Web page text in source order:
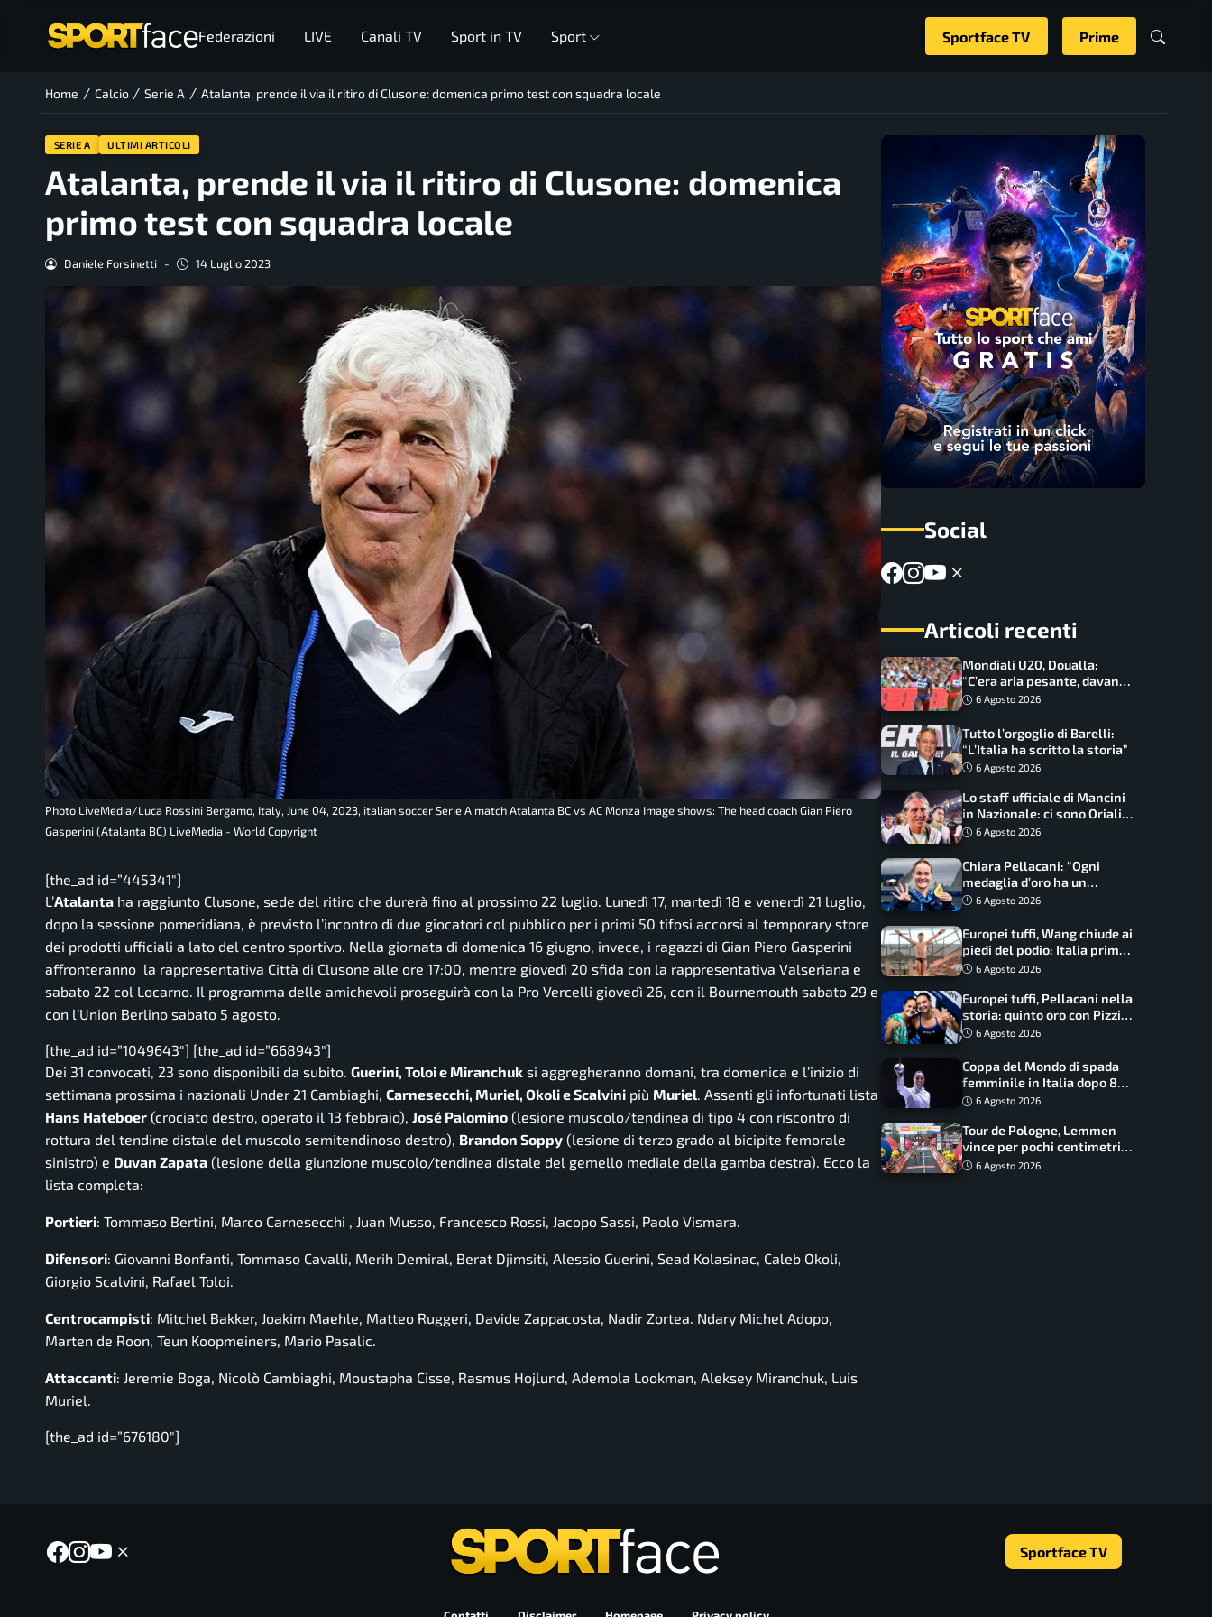
Federazioni LIVE Canali TV Sport in TV Sport Sportface TV Prime
Home / Calcio / Serie A / Atalanta, prende il via il ritiro di Clusone: domenica primo test con squadra locale
SERIE A ULTIMI ARTICOLI
Atalanta, prende il via il ritiro di Clusone: domenica
primo test con squadra locale
Daniele Forsinetti - 14 Luglio 2023
Photo LiveMedia/Luca Rossini Bergamo, Italy, June 04, 2023, italian soccer Serie A match Atalanta BC vs AC Monza Image shows: The head coach Gian Piero
Gasperini (Atalanta BC) LiveMedia - World Copyright
[the_ad id=”445341″]
L’Atalanta ha raggiunto Clusone, sede del ritiro che durerà fino al prossimo 22 luglio. Lunedì 17, martedì 18 e venerdì 21 luglio,
dopo la sessione pomeridiana, è previsto l’incontro di due giocatori col pubblico per i primi 50 tifosi accorsi al temporary store
dei prodotti ufficiali a lato del centro sportivo. Nella giornata di domenica 16 giugno, invece, i ragazzi di Gian Piero Gasperini
affronteranno la rappresentativa Città di Clusone alle ore 17:00, mentre giovedì 20 sfida con la rappresentativa Valseriana e
sabato 22 col Locarno. Il programma delle amichevoli proseguirà con la Pro Vercelli giovedì 26, con il Bournemouth sabato 29 e
con l’Union Berlino sabato 5 agosto.
[the_ad id=”1049643″] [the_ad id=”668943″]
Dei 31 convocati, 23 sono disponibili da subito. Guerini, Toloi e Miranchuk si aggregheranno domani, tra domenica e l’inizio di
settimana prossima i nazionali Under 21 Cambiaghi, Carnesecchi, Muriel, Okoli e Scalvini più Muriel. Assenti gli infortunati lista
Hans Hateboer (crociato destro, operato il 13 febbraio), José Palomino (lesione muscolo/tendinea di tipo 4 con riscontro di
rottura del tendine distale del muscolo semitendinoso destro), Brandon Soppy (lesione di terzo grado al bicipite femorale
sinistro) e Duvan Zapata (lesione della giunzione muscolo/tendinea distale del gemello mediale della gamba destra). Ecco la
lista completa:
Portieri: Tommaso Bertini, Marco Carnesecchi , Juan Musso, Francesco Rossi, Jacopo Sassi, Paolo Vismara.
Difensori: Giovanni Bonfanti, Tommaso Cavalli, Merih Demiral, Berat Djimsiti, Alessio Guerini, Sead Kolasinac, Caleb Okoli,
Giorgio Scalvini, Rafael Toloi.
Centrocampisti: Mitchel Bakker, Joakim Maehle, Matteo Ruggeri, Davide Zappacosta, Nadir Zortea. Ndary Michel Adopo,
Marten de Roon, Teun Koopmeiners, Mario Pasalic.
Attaccanti: Jeremie Boga, Nicolò Cambiaghi, Moustapha Cisse, Rasmus Hojlund, Ademola Lookman, Aleksey Miranchuk, Luis
Muriel.
[the_ad id=”676180″]
Social
Articoli recenti
Mondiali U20, Doualla:
“C’era aria pesante, davano
le mascherine! Finale? Non
6 Agosto 2026
Tutto l’orgoglio di Barelli:
“L’Italia ha scritto la storia”
6 Agosto 2026
Lo staff ufficiale di Mancini
in Nazionale: ci sono Oriali e
Bonucci, confermato un
6 Agosto 2026
Chiara Pellacani: “Ogni
medaglia d’oro ha un
significato diverso. Ho fatto
6 Agosto 2026
Europei tuffi, Wang chiude ai
piedi del podio: Italia prima
nel medagliere
6 Agosto 2026
Europei tuffi, Pellacani nella
storia: quinto oro con Pizzini
nel sincro da 3 metri
6 Agosto 2026
Coppa del Mondo di spada
femminile in Italia dopo 8
anni, Alberta Santuccio: “Il
frutti”
6 Agosto 2026
Tour de Pologne, Lemmen
vince per pochi centimetri
su Scaroni: maxi-caduta e
6 Agosto 2026
Sportface TV